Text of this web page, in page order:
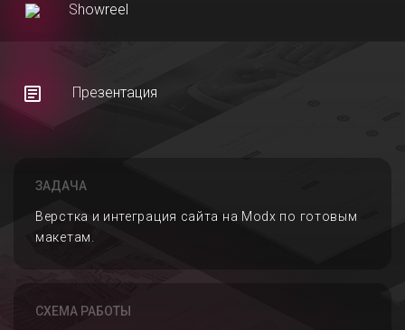
Showreel
Презентация
ЗАДАЧА
Верстка и интеграция сайта на Modx по готовым
макетам.
СХЕМА РАБОТЫ